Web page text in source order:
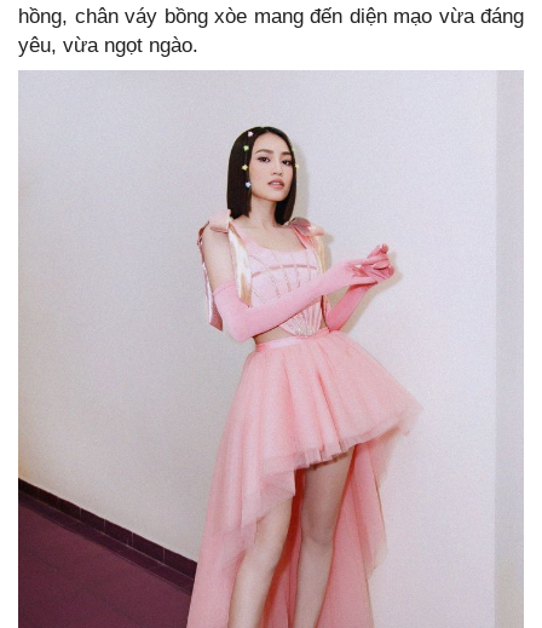
hồng, chân váy bồng xòe mang đến diện mạo vừa đáng
yêu, vừa ngọt ngào.